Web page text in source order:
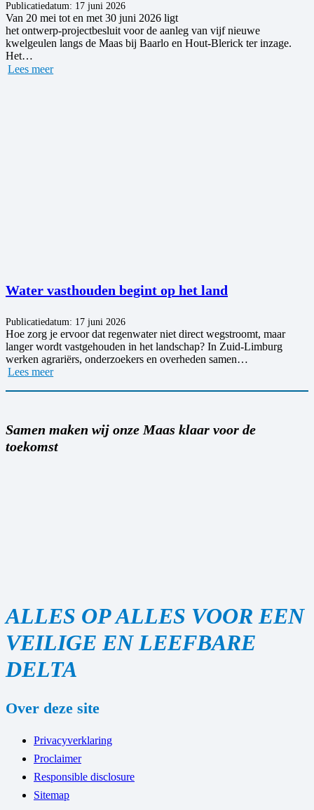
Publicatiedatum: 17 juni 2026
Van 20 mei tot en met 30 juni 2026 ligt
het ontwerp‑projectbesluit voor de aanleg van vijf nieuwe
kwelgeulen langs de Maas bij Baarlo en Hout‑Blerick ter inzage.
Het…
Lees meer
Water vasthouden begint op het land
Publicatiedatum: 17 juni 2026
Hoe zorg je ervoor dat regenwater niet direct wegstroomt, maar
langer wordt vastgehouden in het landschap? In Zuid-Limburg
werken agrariërs, onderzoekers en overheden samen…
Lees meer
Samen maken wij onze Maas klaar voor de
toekomst
ALLES OP ALLES VOOR EEN
VEILIGE EN LEEFBARE
DELTA
Over deze site
Privacyverklaring
Proclaimer
Responsible disclosure
Sitemap